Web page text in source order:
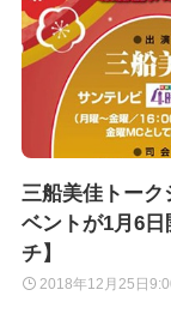
三船美佳トーク
ベントが1月6
チ】
2018年12月25日